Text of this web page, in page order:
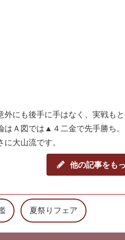
にも後手に手はなく、実戦も
はＡ図では▲４二金で先手勝ち。
大山流です。
他の記事をも
夏祭りフェア